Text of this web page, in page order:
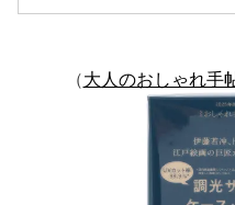
（大人のおしゃれ手